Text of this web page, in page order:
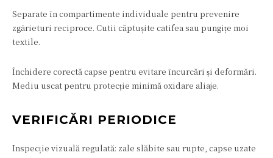
Separate în compartimente individuale pentru prevenire
zgârieturi reciproce. Cutii căptușite catifea sau pungițe moi
textile.
Închidere corectă capse pentru evitare încurcări și deformări.
Mediu uscat pentru protecție minimă oxidare aliaje.
VERIFICĂRI PERIODICE
Inspecție vizuală regulată: zale slăbite sau rupte, capse uzate